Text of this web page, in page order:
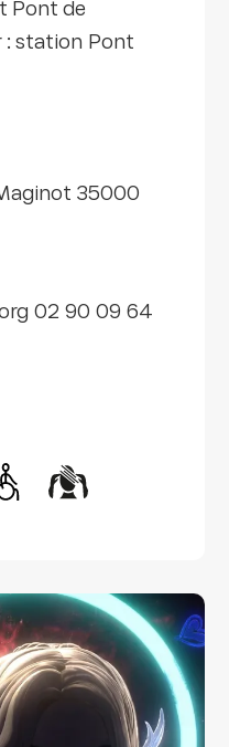
Pont de
: station Pont
35000
02 90 09 64
intellectuel
visuel
Handicap moteur